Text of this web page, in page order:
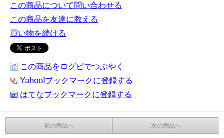
この商品について問い合わせる
この商品を友達に教える
買い物を続ける
この商品をログピでつぶやく
Yahoo!ブックマークに登録する
はてなブックマークに登録する
前の商品へ 次の商品へ